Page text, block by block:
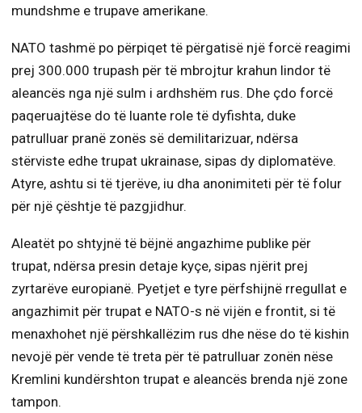
mundshme e trupave amerikane.
NATO tashmë po përpiqet të përgatisë një forcë reagimi
prej 300.000 trupash për të mbrojtur krahun lindor të
aleancës nga një sulm i ardhshëm rus. Dhe çdo forcë
paqeruajtëse do të luante role të dyfishta, duke
patrulluar pranë zonës së demilitarizuar, ndërsa
stërviste edhe trupat ukrainase, sipas dy diplomatëve.
Atyre, ashtu si të tjerëve, iu dha anonimiteti për të folur
për një çështje të pazgjidhur.
Aleatët po shtyjnë të bëjnë angazhime publike për
trupat, ndërsa presin detaje kyçe, sipas njërit prej
zyrtarëve europianë. Pyetjet e tyre përfshijnë rregullat e
angazhimit për trupat e NATO-s në vijën e frontit, si të
menaxhohet një përshkallëzim rus dhe nëse do të kishin
nevojë për vende të treta për të patrulluar zonën nëse
Kremlini kundërshton trupat e aleancës brenda një zone
tampon.